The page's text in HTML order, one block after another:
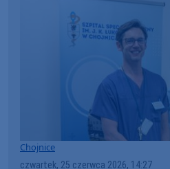
Chojnice
czwartek, 25 czerwca 2026, 14:27